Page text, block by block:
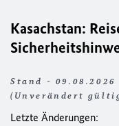
Kasachstan:
Stand - 09.08.2026
(Unverändert
Letzte Änderungen: